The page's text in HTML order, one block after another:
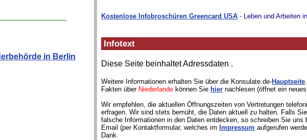
in Berlin
Kostenlose Infobroschüren Greencard USA - Leben und Arbeiten
Infotext
Diese Seite beinhaltet Adressdaten .
Weitere Informationen erhalten Sie über die Konsulate.de-Hauptseite
Fakten über Niederlande können Sie hier nachlesen (öffnet ein
Wir empfehlen, die aktuellen Öffnungszeiten von Vertretungen
erfragen. Wir sind stets bemüht, die Daten aktuell zu halten. Falls
falsche Informationen in den Daten entdecken, so schreiben Sie uns
Email (per Kontaktformular, welches im Impressum aufgerufen
Dank.